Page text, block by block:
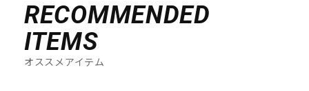
アンプ
RECOMMENDED
ITEMS
オススメアイテム